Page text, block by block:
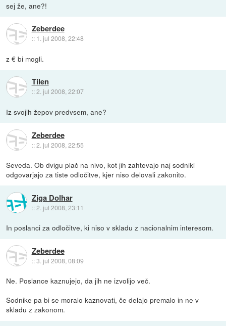
sej že, ane?!
Zeberdee
:: 1. jul 2008, 22:48
z € bi mogli.
Tilen
::2. jul 2008, 22:07
Iz svojih žepov predvsem, ane?
Zeberdee
::2. jul 2008, 22:55
Seveda. Ob dvigu plač na nivo, kot jih zahtevajo naj sodniki
odgovarjajo za tiste odločitve, kjer niso delovali zakonito.
Ziga Dolhar
::2. jul 2008, 23:11
In poslanci za odločitve, ki niso v skladu z nacionalnim interesom.
Zeberdee
::3. jul 2008, 08:09
Ne. Poslance kaznujejo, da jih ne izvolijo več.
Sodnike pa bi se moralo kaznovati, če delajo premalo in ne v
skladu z zakonom.